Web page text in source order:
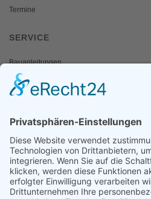
Termine
SERVICE
Bauanleitungen
Schulangebote
Shop
MEDIEN & PRESSE
Informationsfalter
Informativ
Otternet
natur & land